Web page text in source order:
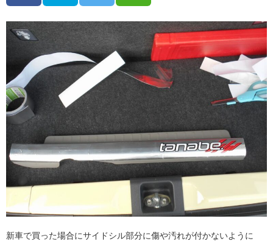
新車で買った場合にサイドシル部分に傷や汚れが付かないように